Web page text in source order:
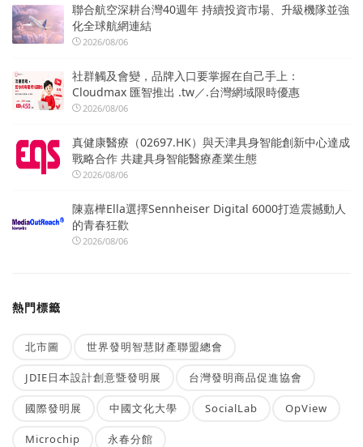
聯合航空深耕台灣40週年 持續投資市場、升級機隊並強
化全球航網連結
2026/08/06
社群觸及會變，品牌入口要掌握在自己手上：
Cloudmax 匯智推出 .tw／.台灣網域限時優惠
2026/08/06
真健康醫療（02697.HK）與天津具身智能創新中心達成
戰略合作 共建具身智能醫療產業生態
2026/08/06
陳嘉樺Ella選擇Sennheiser Digital 6000打造震撼動人
的青春狂歡
2026/08/06
熱門標籤
北市圖 世界發明智慧財產聯盟總會
JDIE日本設計創意暨發明展 台灣發明商品促進協會
國際發明展 中國文化大學 SocialLab OpView
Microchip 永春分館